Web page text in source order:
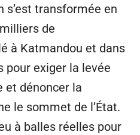
transformée en
de
à Katmandou et dans
pour exiger la levée
et dénoncer la
le sommet de l’État.
à balles réelles pour